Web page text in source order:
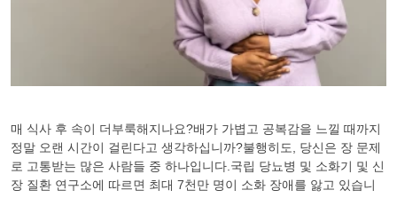
매 식사 후 속이 더부룩해지나요?배가 가볍고 공복감을 느낄 때까지
정말 오랜 시간이 걸린다고 생각하십니까?불행히도, 당신은 장 문제
로 고통받는 많은 사람들 중 하나입니다.국립 당뇨병 및 소화기 및 신
장 질환 연구소에 따르면 최대 7천만 명이 소화 장애를 앓고 있습니